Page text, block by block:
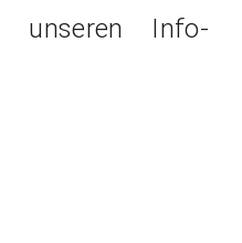
unseren Info-